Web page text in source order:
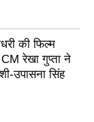
की फिल्म
CM रेखा गुप्ता ने
उपासना सिंह